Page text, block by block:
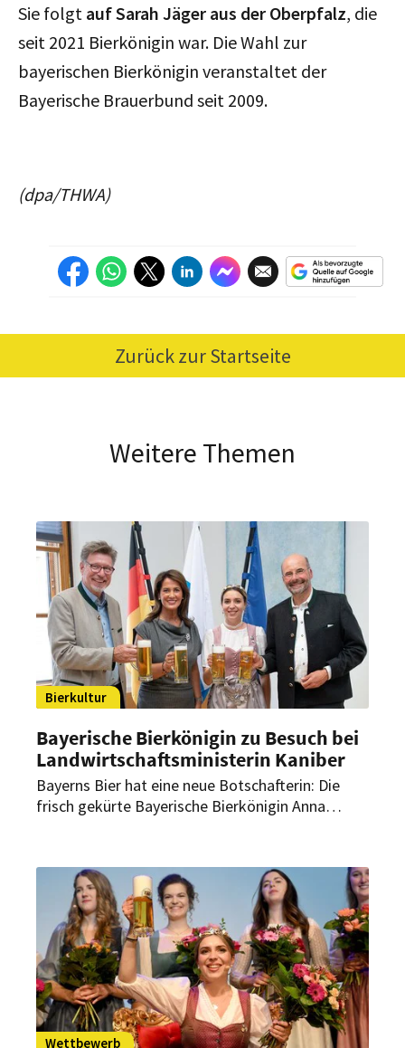
Sie folgt auf Sarah Jäger aus der Oberpfalz, die
seit 2021 Bierkönigin war. Die Wahl zur
bayerischen Bierkönigin veranstaltet der
Bayerische Brauerbund seit 2009.
(dpa/THWA)
Zurück zur Startseite
Weitere Themen
Bierkultur
Bayerische Bierkönigin zu Besuch bei
Landwirtschaftsministerin Kaniber
Bayerns Bier hat eine neue Botschafterin: Die
frisch gekürte Bayerische Bierkönigin Anna
Michaela Kaniber.
Wettbewerb